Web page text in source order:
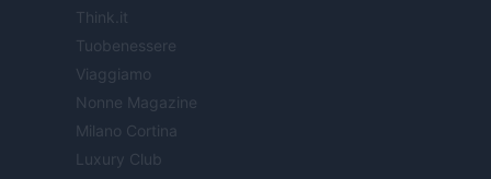
Think.it
Tuobenessere
Viaggiamo
Nonne Magazine
Milano Cortina
Luxury Club